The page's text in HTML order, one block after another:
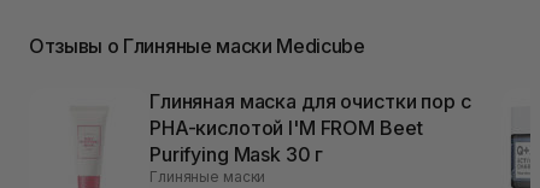
Отзывы о Глиняные маски Medicube
Глиняная маска для очистки пор с
PHA-кислотой I'M FROM Beet
Purifying Mask 30 г
Глиняные маски